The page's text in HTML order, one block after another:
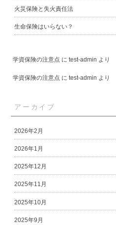
火災保険と失火責任法
生命保険はいらない？
学資保険の注意点 に test-admin より
学資保険の注意点 に test-admin より
アーカイブ
2026年2月
2026年1月
2025年12月
2025年11月
2025年10月
2025年9月